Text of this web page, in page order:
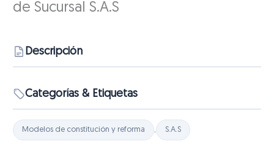
de Sucursal S.A.S
Descripción
Categorías & Etiquetas
Modelos de constitución y reforma , S.A.S